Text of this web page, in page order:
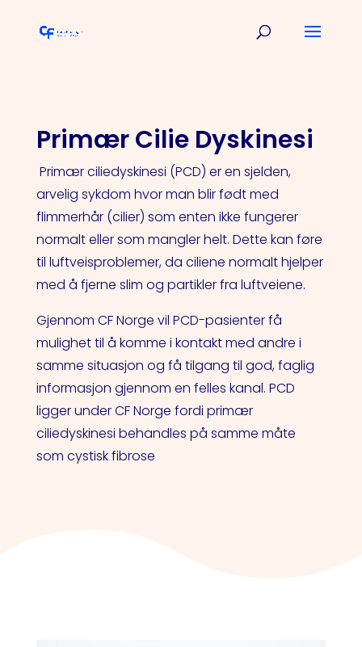
Primær Cilie Dyskinesi
Primær ciliedyskinesi (PCD) er en sjelden,
arvelig sykdom hvor man blir født med
flimmerhår (cilier) som enten ikke fungerer
normalt eller som mangler helt. Dette kan føre
til luftveisproblemer, da ciliene normalt hjelper
med å fjerne slim og partikler fra luftveiene.
Gjennom CF Norge vil PCD-pasienter få
mulighet til å komme i kontakt med andre i
samme situasjon og få tilgang til god, faglig
informasjon gjennom en felles kanal. PCD
ligger under CF Norge fordi primær
ciliedyskinesi behandles på samme måte
som cystisk fibrose